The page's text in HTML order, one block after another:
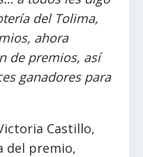
del Tolima,
ahora
de premios, así
ganadores para
Castillo,
del premio,